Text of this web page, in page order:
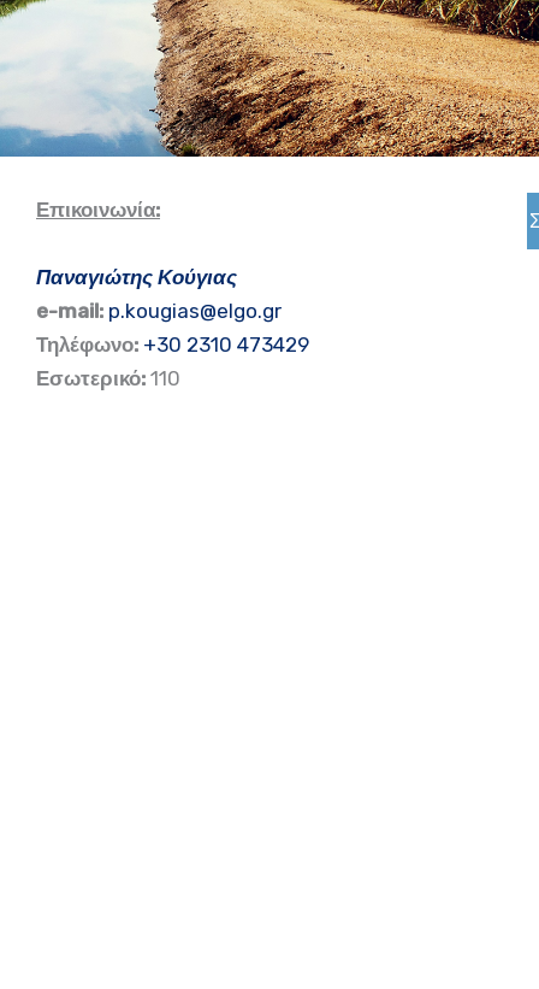
Επικοινωνία:
Παναγιώτης Κούγιας
e-mail: p.kougias@elgo.gr
Τηλέφωνο: +30 2310 473429
Εσωτερικό: 110